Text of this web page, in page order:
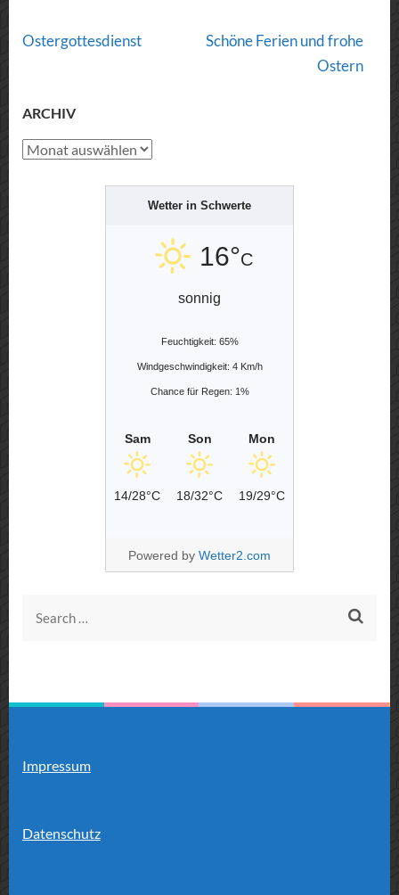
Post
Ostergottesdienst
Schöne Ferien und frohe
Ostern
ARCHIV
Archiv
Wetter in Schwerte
16°C
sonnig
Feuchtigkeit: 65%
Windgeschwindigkeit: 4 Km/h
Chance für Regen: 1%
Sam
14/28°C
Son
18/32°C
Mon
19/29°C
Powered by Wetter2.com
Search
Impressum
Datenschutz